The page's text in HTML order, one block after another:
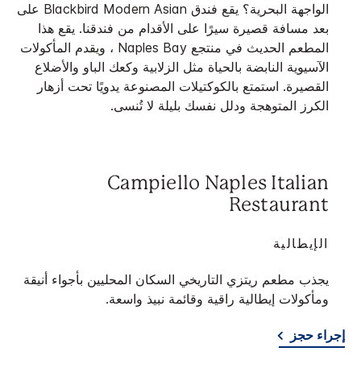
الواجهة البحرية؟ يقع فندق Blackbird Modern Asian على
بعد مسافة قصيرة سيرًا على الأقدام من فندقنا. يقع هذا
المطعم الحديث في منتجع Naples Bay ، ويقدم المأكولات
الآسيوية النابضة بالحياة مثل الزلابية وكعك الباو والأضلاع
القصيرة. استمتع بالكوكتيلات المصنوعة يدويًا تحت أزهار
الكرز المتوهجة ودلل نفسك بليلة لا تُنسى.
Campiello Naples Italian
Restaurant
الإيطالية
يجذب مطعم ريتزي التاريخي السكان المحليين بأجواء أنيقة
ومأكولات إيطالية راقية وقائمة نبيذ واسعة.
إجراء حجز